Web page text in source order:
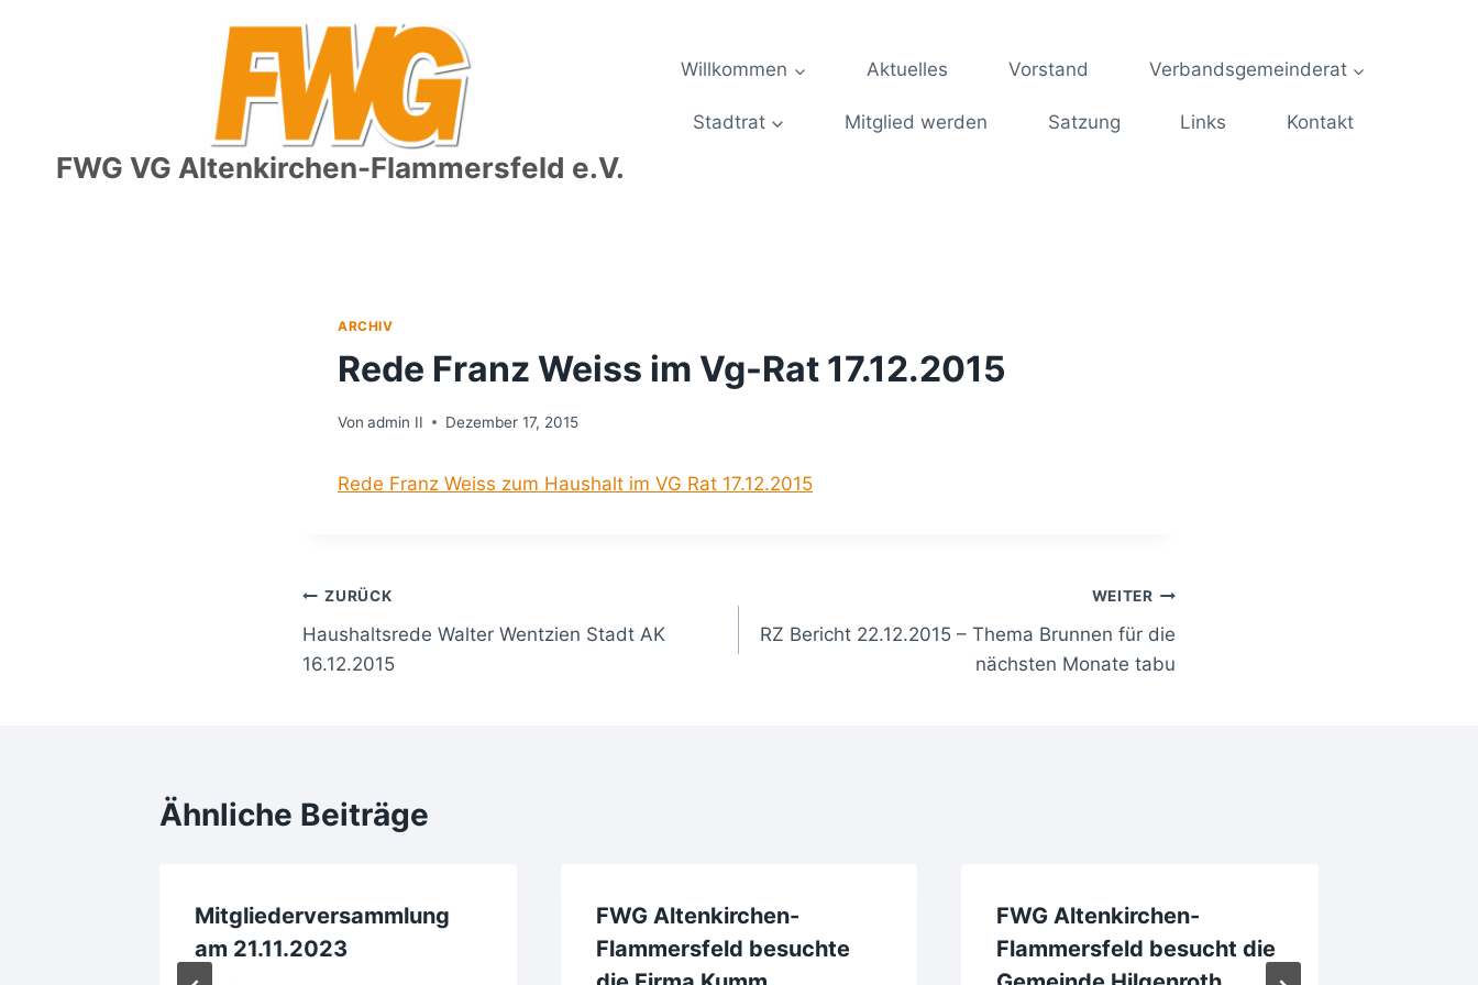
FWG VG Altenkirchen-Flammersfeld e.V.
Willkommen Aktuelles Vorstand Verbandsgemeinderat
Stadtrat Mitglied werden Satzung Links Kontakt
ARCHIV
Rede Franz Weiss im Vg-Rat 17.12.2015
Von admin II Dezember 17, 2015
Rede Franz Weiss zum Haushalt im VG Rat 17.12.2015
Beitragsnavigation
ZURÜCK
Haushaltsrede Walter Wentzien Stadt AK
16.12.2015
WEITER
RZ Bericht 22.12.2015 – Thema Brunnen für die
nächsten Monate tabu
Ähnliche Beiträge
Mitgliederversammlung
am 21.11.2023
FWG Altenkirchen-
Flammersfeld besuchte
FWG Altenkirchen-
Flammersfeld besucht die